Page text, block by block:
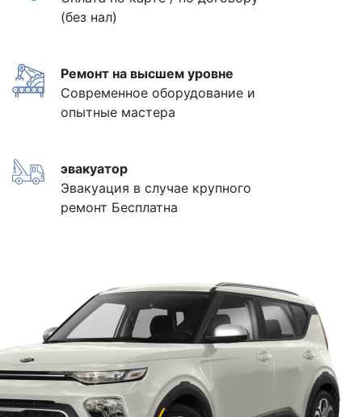
(без нал)
Ремонт на высшем уровне
Современное оборудование и
опытные мастера
эвакуатор
Эвакуация в случае крупного
ремонт Бесплатна